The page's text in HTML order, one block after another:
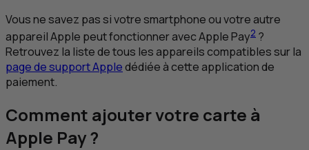
Vous ne savez pas si votresmartphoneou votre autre
appareil Apple peut fonctionner avec Apple Pay2 ?
Retrouvez la liste de tous les appareils compatibles sur la
page de support Appledédiée à cette application de
paiement.
Comment ajouter votre carte à
Apple Pay ?